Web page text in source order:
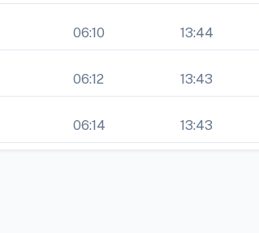
06:10 13:44
06:12 13:43
06:14 13:43